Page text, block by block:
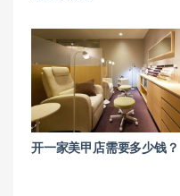
开一家美甲店需要多少钱？